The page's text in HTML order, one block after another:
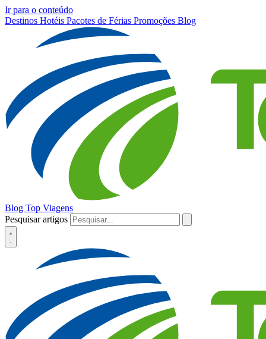
Ir para o conteúdo
Destinos Hotéis Pacotes de Férias Promoções Blog
Blog Top Viagens
Pesquisar artigos